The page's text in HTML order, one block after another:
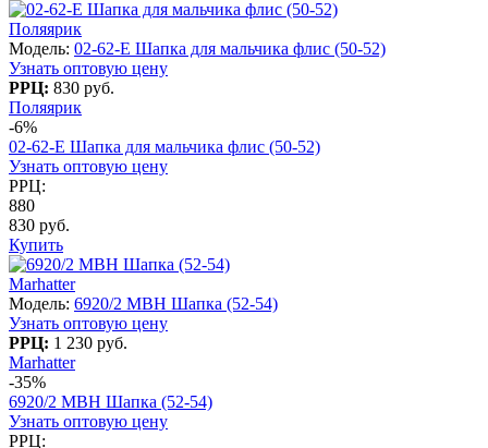
Поляярик
Модель: 02-62-E Шапка для мальчика флис (50-52)
Узнать оптовую цену
РРЦ: 830 руб.
Поляярик
-6%
02-62-E Шапка для мальчика флис (50-52)
Узнать оптовую цену
РРЦ:
880
830 руб.
Купить
Marhatter
Модель: 6920/2 MBH Шапка (52-54)
Узнать оптовую цену
РРЦ: 1 230 руб.
Marhatter
-35%
6920/2 MBH Шапка (52-54)
Узнать оптовую цену
РРЦ: